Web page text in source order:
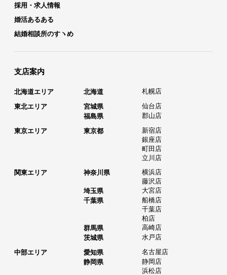
採用・求人情報
婚活あるある
結婚相談所のすヽめ
支店案内
北海道エリア 北海道
札幌店
東北エリア
宮城県
仙台店
福島県
郡山店
東京エリア
東京都
新宿店
銀座店
町田店
立川店
関東エリア
神奈川県
横浜店
藤沢店
埼玉県
大宮店
千葉県
船橋店
千葉店
柏店
群馬県
高崎店
茨城県
水戸店
中部エリア
愛知県
名古屋店
静岡県
静岡店
浜松店